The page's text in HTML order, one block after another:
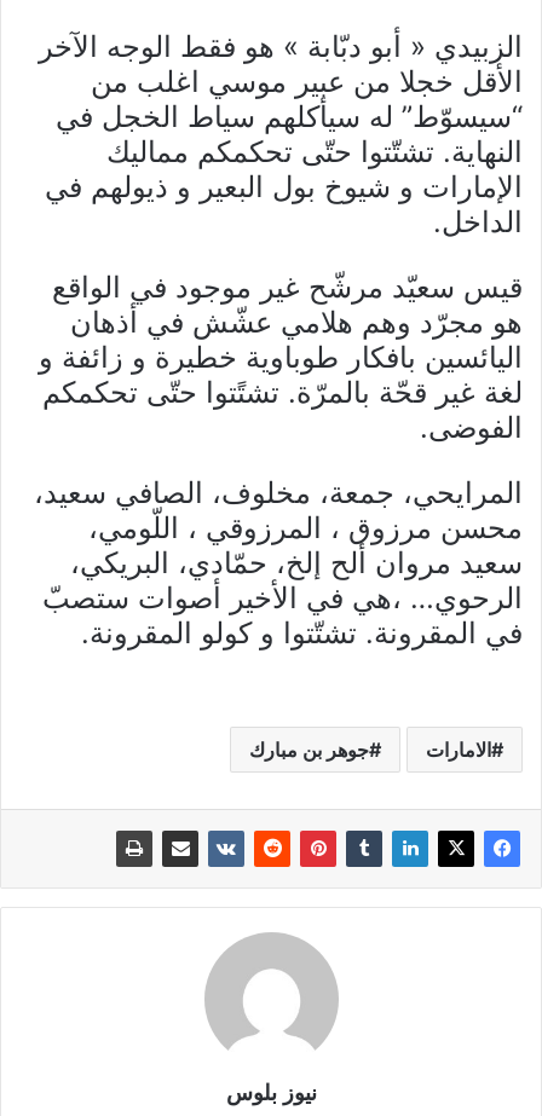
الزبيدي « أبو دبّابة » هو فقط الوجه الآخر
الأقل خجلا من عبير موسي اغلب من
“سيسوّط” له سيأكلهم سياط الخجل في
النهاية. تشتّتوا حتّى تحكمكم مماليك
الإمارات و شيوخ بول البعير و ذيولهم في
الداخل.
قيس سعيّد مرشّح غير موجود في الواقع
هو مجرّد وهم هلامي عشّش في أذهان
اليائسين بافكار طوباوية خطيرة و زائفة و
لغة غير قحّة بالمرّة. تشتًتوا حتّى تحكمكم
الفوضى.
المرايحي، جمعة، مخلوف، الصافي سعيد،
محسن مرزوق ، المرزوقي ، اللّومي،
سعيد مروان ألح إلخ، حمّادي، البريكي،
الرحوي… ،هي في الأخير أصوات ستصبّ
في المقرونة. تشتّتوا و كولو المقرونة.
الامارات جوهر بن مبارك
نيوز بلوس